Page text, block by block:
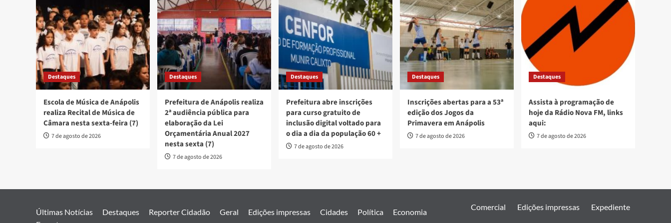
Destaques
Escola de Música de Anápolis
realiza Recital de Música de
Câmara nesta sexta-feira (7)
7 de agosto de 2026
Destaques
Prefeitura de Anápolis realiza
2ª audiência pública para
elaboração da Lei
Orçamentária Anual 2027
nesta sexta (7)
7 de agosto de 2026
Destaques
Prefeitura abre inscrições
para curso gratuito de
inclusão digital voltado para
o dia a dia da população 60 +
7 de agosto de 2026
Destaques
Inscrições abertas para a 53ª
edição dos Jogos da
Primavera em Anápolis
7 de agosto de 2026
Destaques
Assista à programação de
hoje da Rádio Nova FM, links
aqui:
7 de agosto de 2026
Últimas Notícias Destaques Reporter Cidadão Geral Edições impressas Cidades Política
Economia
Comercial Edições impressas Expediente